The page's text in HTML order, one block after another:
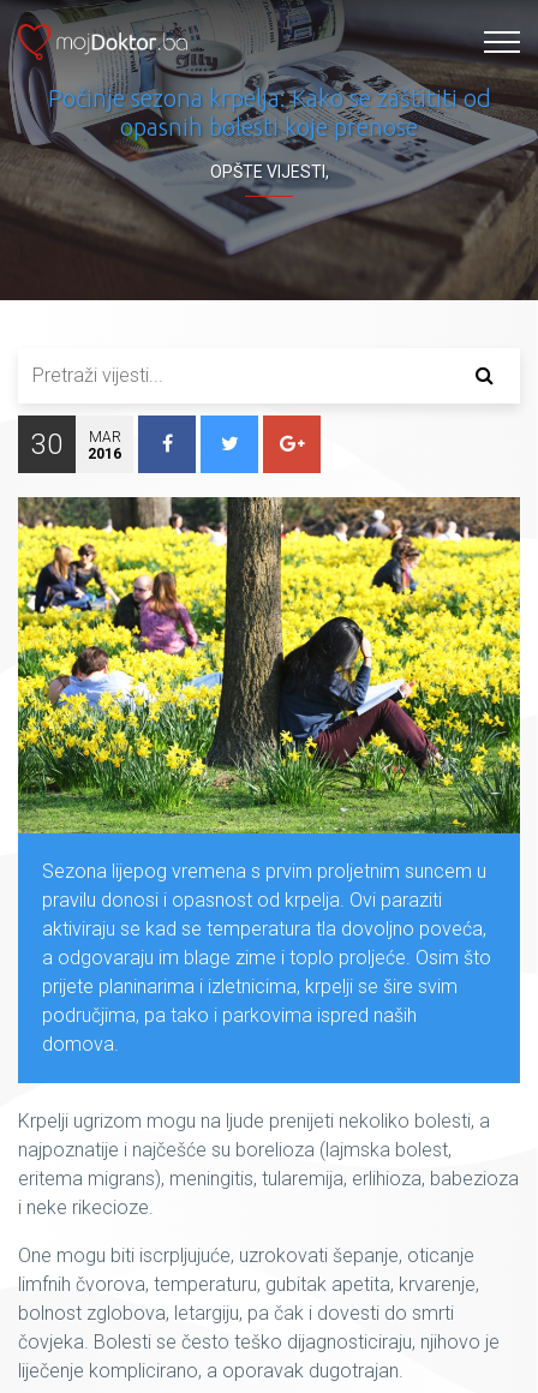
Počinje sezona krpelja: Kako se zaštititi od
opasnih bolesti koje prenose
OPŠTE VIJESTI,
30
MAR
2016
Sezona lijepog vremena s prvim proljetnim suncem u
pravilu donosi i opasnost od krpelja. Ovi paraziti
aktiviraju se kad se temperatura tla dovoljno poveća,
a odgovaraju im blage zime i toplo proljeće. Osim što
prijete planinarima i izletnicima, krpelji se šire svim
područjima, pa tako i parkovima ispred naših
domova.
Krpelji ugrizom mogu na ljude prenijeti nekoliko bolesti, a
najpoznatije i najčešće su borelioza (lajmska bolest,
eritema migrans), meningitis, tularemija, erlihioza, babezioza
i neke rikecioze.
One mogu biti iscrpljujuće, uzrokovati šepanje, oticanje
limfnih čvorova, temperaturu, gubitak apetita, krvarenje,
bolnost zglobova, letargiju, pa čak i dovesti do smrti
čovjeka. Bolesti se često teško dijagnosticiraju, njihovo je
liječenje komplicirano, a oporavak dugotrajan.